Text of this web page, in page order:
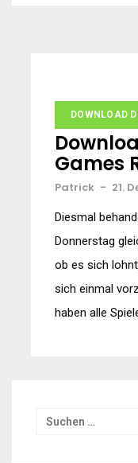
DOWNLOAD
Games
Patrick - 21.
Diesmal
Donnerstag
ob es sich
sich einmal
haben alle
Suchen